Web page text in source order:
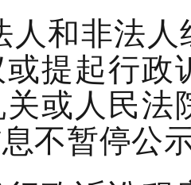
人和非法人
提起行政
或人民法
不暂停公